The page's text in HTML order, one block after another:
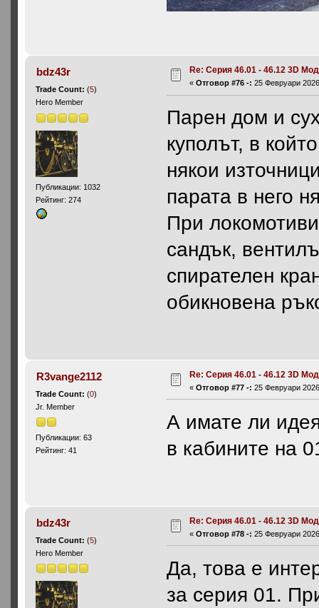
bdz43r
Trade Count:(5)
Hero Member
Публикации: 1032
Рейтинг: 274
Re: Серия 46.01 - 46.12 3D
«Отговор #76 -: 25 Февруари
Парен дом и
куполът, в
някои
парата в него
При
сандък,
спирателен
обикновена
R3vange2112
Trade Count:(0)
Jr. Member
Публикации: 63
Рейтинг: 41
Re: Серия 46.01 - 46.12 3D
«Отговор #77 -: 25 Февруари
А имате ли
в кабините на
bdz43r
Trade Count:(5)
Hero Member
Re: Серия 46.01 - 46.12 3D
«Отговор #78 -: 25 Февруари
Да, това е
за серия 01.